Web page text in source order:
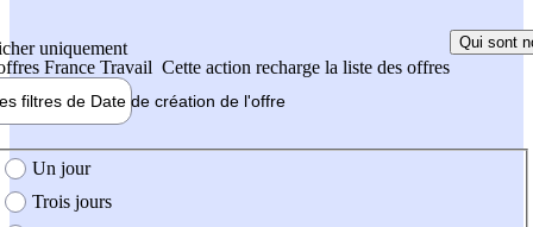
uniquement
France Travail Cette action recharge la liste des offres
Qui sont
filtres de Date de création de l'offre
création de l'offre
Un jour
Trois jours